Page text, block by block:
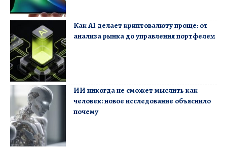
Как AI делает криптовалюту проще: от
анализа рынка до управления портфелем
ИИ никогда не сможет мыслить как
человек: новое исследование объяснило
почему